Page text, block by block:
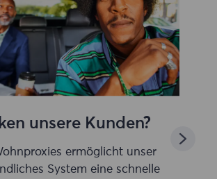
unsere Kunden?
Wohnproxies ermöglicht unser
System eine schnelle